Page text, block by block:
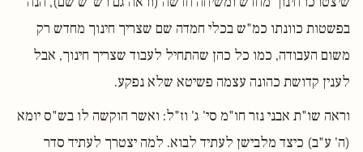
בפשטות כוונתו כמ"ש בכלי חמדה שם שצריך חינוך מחדש רק
משום העבודה, כמו כל כהן שהתחיל לעבוד שצריך חינוך, אבל
לענין קדושת כהונה עצמה פשיטא שלא נפקע.
וראה שו"ת אבני נזר חו"מ סי' ג' וז"ל: ואשר הוקשה לו בש"ס יומא
(ה' ע"ב) כיצד מלבישן לעתיד לבוא. למה יצטרך לעתיד סדר